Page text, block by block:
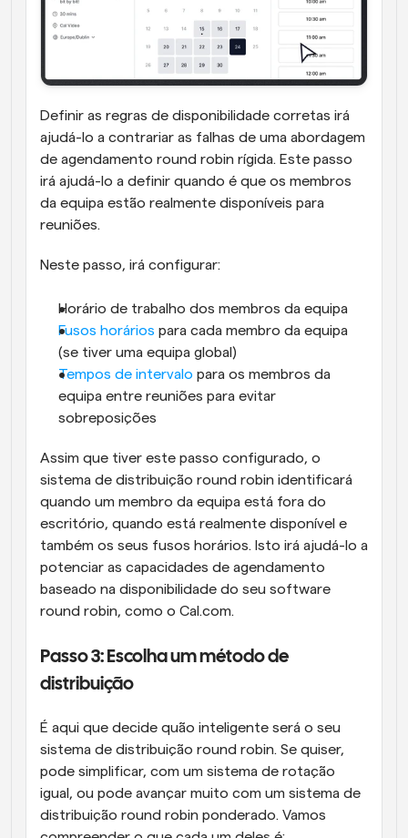
Definir as regras de disponibilidade corretas irá
ajudá-lo a contrariar as falhas de uma abordagem
de agendamento round robin rígida. Este passo
irá ajudá-lo a definir quando é que os membros
da equipa estão realmente disponíveis para
reuniões.
Neste passo, irá configurar:
Horário de trabalho dos membros da equipa
Fusos horários para cada membro da equipa
(se tiver uma equipa global)
Tempos de intervalo para os membros da
equipa entre reuniões para evitar
sobreposições
Assim que tiver este passo configurado, o
sistema de distribuição round robin identificará
quando um membro da equipa está fora do
escritório, quando está realmente disponível e
também os seus fusos horários. Isto irá ajudá-lo a
potenciar as capacidades de agendamento
baseado na disponibilidade do seu software
round robin, como o Cal.com.
Passo 3: Escolha um método de
distribuição
É aqui que decide quão inteligente será o seu
sistema de distribuição round robin. Se quiser,
pode simplificar, com um sistema de rotação
igual, ou pode avançar muito com um sistema de
distribuição round robin ponderado. Vamos